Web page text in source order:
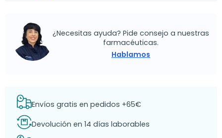
¿Necesitas ayuda? Pide consejo a nuestras
farmacéuticas.
Hablamos
Envíos gratis en pedidos +65€
Devolución en 14 días laborables